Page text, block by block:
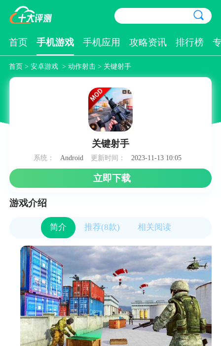
首页 手机游戏 手机应用 攻略资讯 排行榜
首页> 安卓游戏 > 动作射击> 关键射手
关键射手
系统： Android 更新时间： 2023-11-13 10:05
立即下载
游戏介绍
简介 推荐(8款) 相关阅读